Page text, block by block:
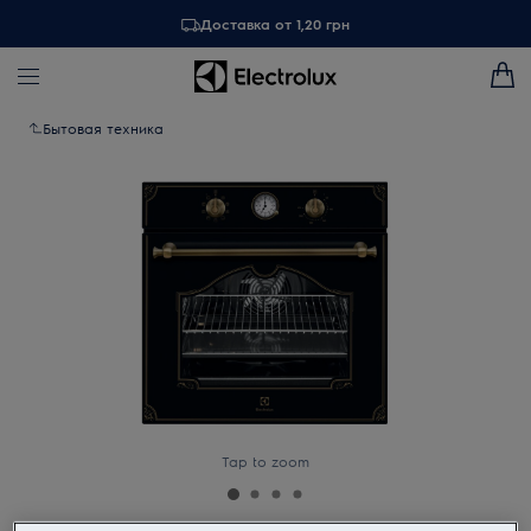
Доставка от 1,20 грн
Бытовая техника
Tap to zoom